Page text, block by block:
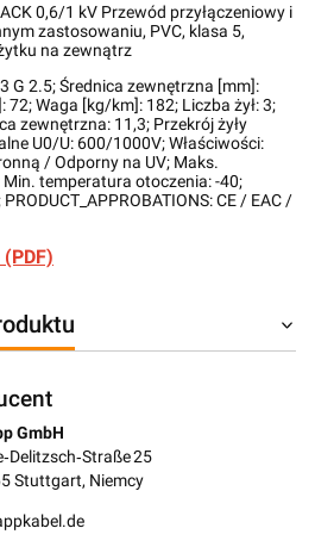
0,6/1 kV Przewód przyłączeniowy i
zastosowaniu, PVC, klasa 5,
na zewnątrz
G 2.5; Średnica zewnętrzna [mm]:
Waga [kg/km]: 182; Liczba żył: 3;
zewnętrzna: 11,3; Przekrój żyły
U0/U: 600/1000V; Właściwości:
/ Odporny na UV; Maks.
temperatura otoczenia: -40;
CE / EAC /
GmbH
25
Stuttgart, Niemcy